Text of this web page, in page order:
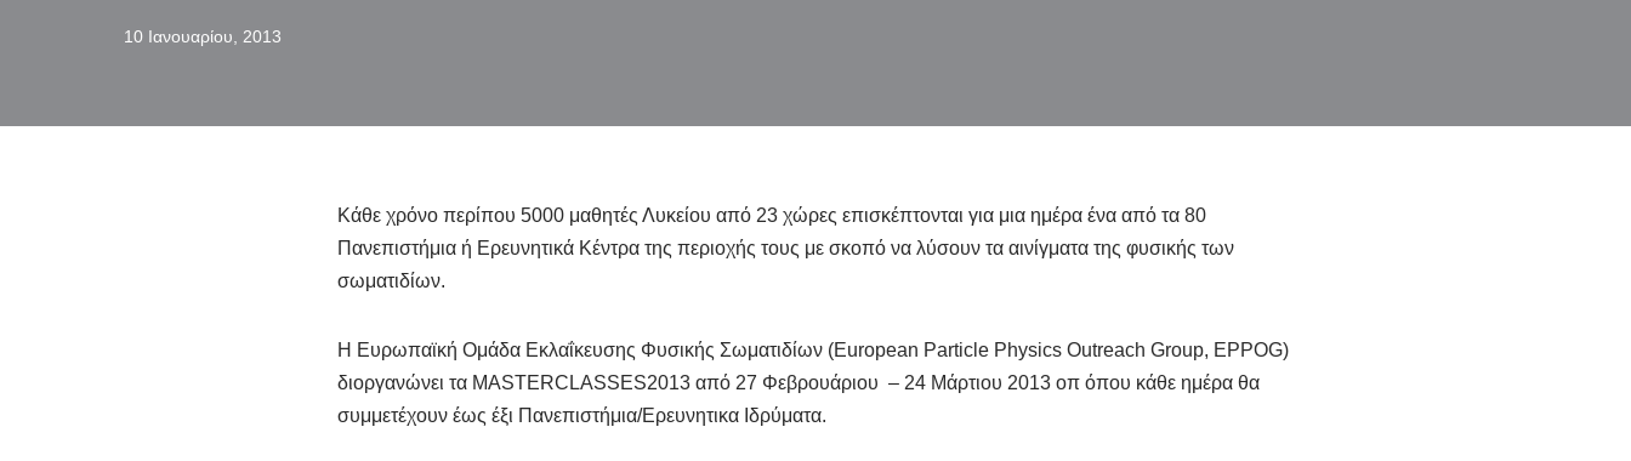
10 Ιανουαρίου, 2013
Κάθε χρόνο περίπου 5000 μαθητές Λυκείου από 23 χώρες επισκέπτονται για μια ημέρα ένα από τα 80
Πανεπιστήμια ή Ερευνητικά Κέντρα της περιοχής τους με σκοπό να λύσουν τα αινίγματα της φυσικής των
σωματιδίων.
Η Ευρωπαϊκή Ομάδα Εκλαΐκευσης Φυσικής Σωματιδίων (European Particle Physics Outreach Group, EPPOG)
διοργανώνει τα MASTERCLASSES2013 από 27 Φεβρουάριου – 24 Μάρτιου 2013 οπ όπου κάθε ημέρα θα
συμμετέχουν έως έξι Πανεπιστήμια/Ερευνητικα Ιδρύματα.